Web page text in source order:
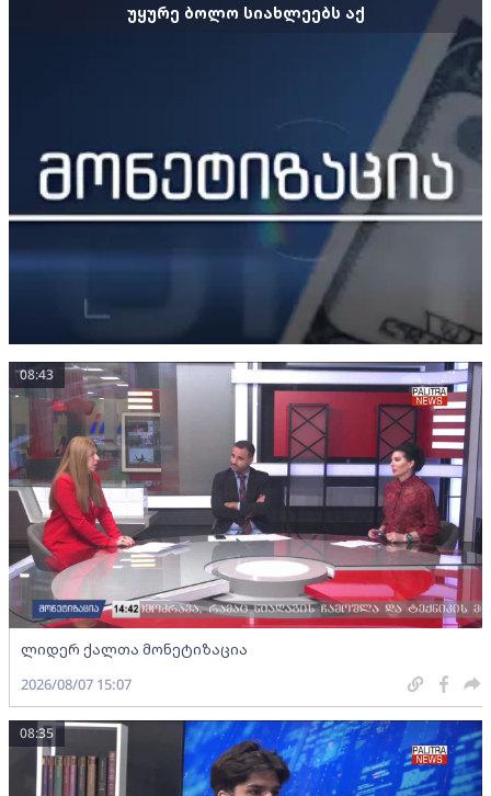
უყურე ბოლო სიახლეებს აქ
ლიდერ ქალთა მონეტიზაცია
08:43
2026/08/07 15:07
08:35